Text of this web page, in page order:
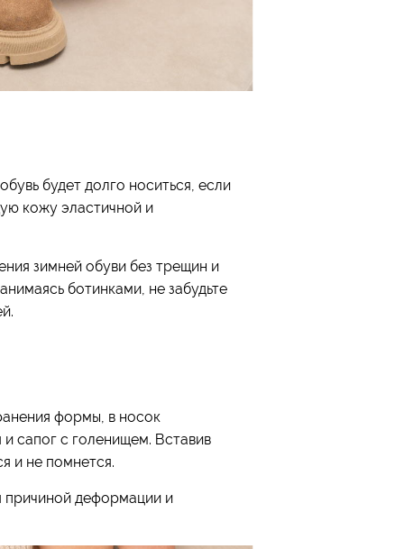
будет долго носиться, если
кожу эластичной и
зимней обуви без трещин и
ботинками, не забудьте
формы, в носок
сапог с голенищем. Вставив
и не помнется.
причиной деформации и